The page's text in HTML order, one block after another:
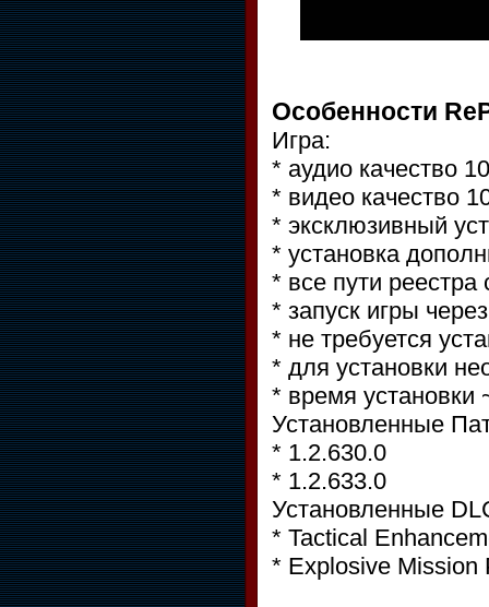
Особенности
Игра:
* аудио качество
* видео качество
* эксклюзивный
* установка
* все пути
* запуск игры
* не требуется
* для установки
* время
Установленные
* 1.2.630.0
* 1.2.633.0
Установленные
* Tactical
* Explosive Mission